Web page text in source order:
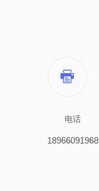
电话
18966091968